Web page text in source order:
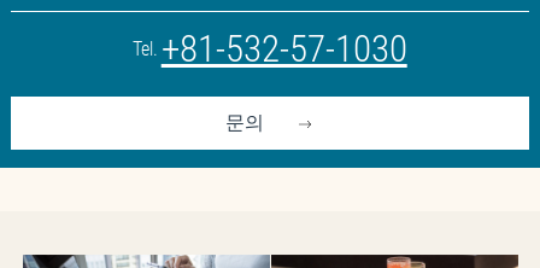
Tel. +81-532-57-1030
문의